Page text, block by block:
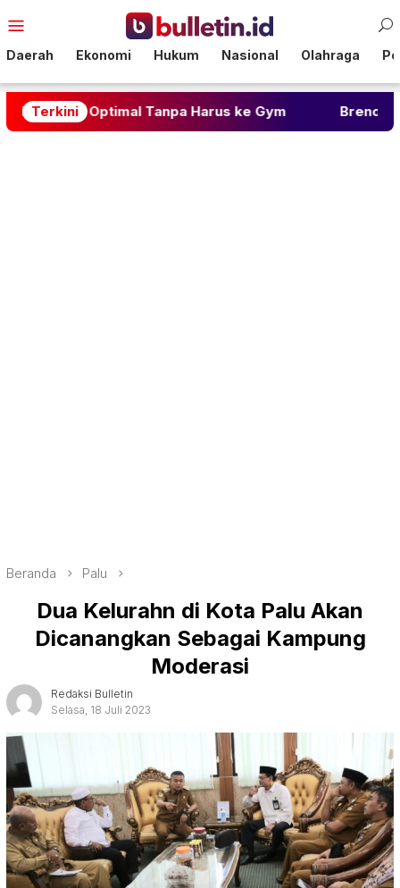
ke
Mobile
Daerah Ekonomi Hukum Nasional Olahraga
Terkini
Tanpa Harus ke Gym Breno Bidon:
Beranda Palu
Dua Kelurahn di Kota Palu Akan
Dicanangkan Sebagai Kampung
Moderasi
Redaksi Bulletin
Selasa, 18 Juli 2023